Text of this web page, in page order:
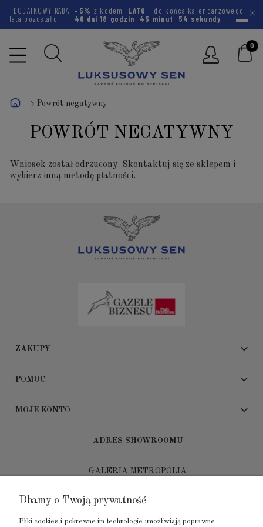
DODATKOWY RABAT -5% z kodem: LATO - do końca kalendarzowego
lata pozostało
46 dni 18 godzin 45 minut 54 sekundy
Powrót negatywny
POWRÓT NEGATYWNY
Wniosek został odrzucony. Skontaktuj się ze sklepem i
wybierz inną metodę płatności.
ZAKUPY
POMOC
MOJE KONTO
ADRES SHOWROOMU
GALERIA METROPOLIA
80-452 Gdańsk
tel.: 502 104 104
Dbamy o Twoją prywatność
Pliki cookies i pokrewne im technologie umożliwiają poprawne